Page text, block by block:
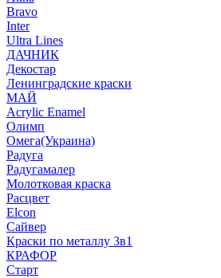
Bravo
Inter
Ultra Lines
ДАЧНИК
Декостар
Ленинградские краски
МАЙ
Acrylic Enamel
Олимп
Омега(Украина)
Радуга
Радугамалер
Молотковая краска
Расцвет
Elcon
Сайвер
Краски по металлу 3в1
КРАФОР
Старт